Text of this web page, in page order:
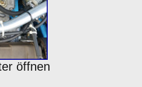
öffnen